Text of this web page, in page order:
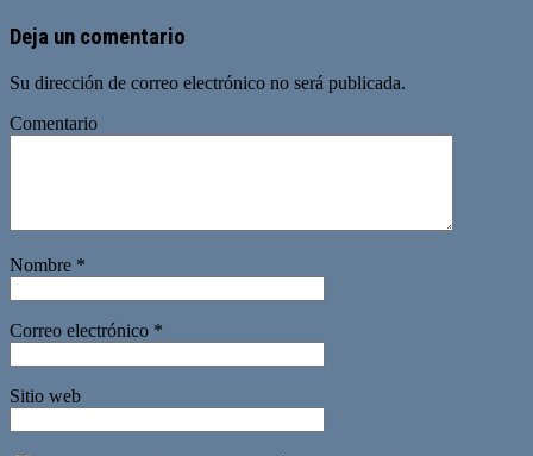
Deja un comentario
Su dirección de correo electrónico no será publicada.
Comentario
Nombre *
Correo electrónico *
Sitio web